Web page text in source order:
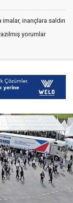
inançlara saldırı
yorumlar